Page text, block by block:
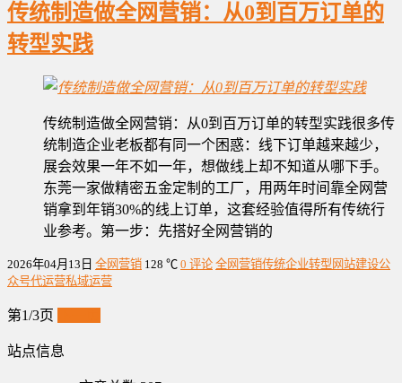
传统制造做全网营销：从0到百万订单的
转型实践
传统制造做全网营销：从0到百万订单的转型实践很多传
统制造企业老板都有同一个困惑：线下订单越来越少，
展会效果一年不如一年，想做线上却不知道从哪下手。
东莞一家做精密五金定制的工厂，用两年时间靠全网营
销拿到年销30%的线上订单，这套经验值得所有传统行
业参考。第一步：先搭好全网营销的
2026年04月13日 全网营销 128 ℃ 0 评论 全网营销传统企业转型 网站建设公
众号代运营私域运营
第1/3页
站点信息